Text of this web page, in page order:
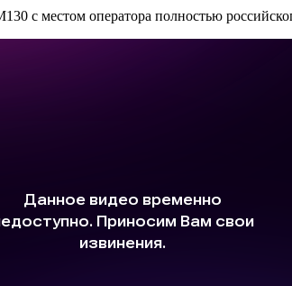
с местом оператора полностью